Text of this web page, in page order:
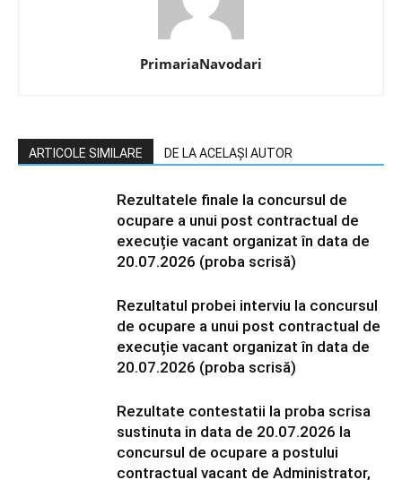
PrimariaNavodari
ARTICOLE SIMILARE DE LA ACELAȘI AUTOR
Rezultatele finale la concursul de
ocupare a unui post contractual de
execuție vacant organizat în data de
20.07.2026 (proba scrisă)
Rezultatul probei interviu la concursul
de ocupare a unui post contractual de
execuție vacant organizat în data de
20.07.2026 (proba scrisă)
Rezultate contestatii la proba scrisa
sustinuta in data de 20.07.2026 la
concursul de ocupare a postului
contractual vacant de Administrator,